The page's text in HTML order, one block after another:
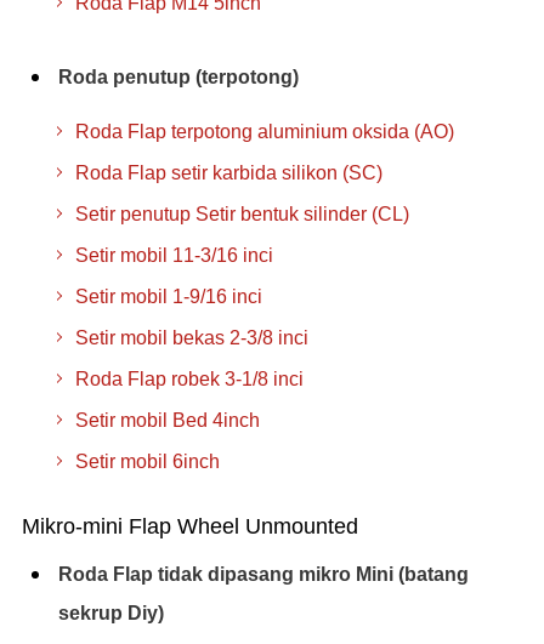
Roda penutup (terpotong)
Roda Flap terpotong aluminium oksida (AO)
Roda Flap setir karbida silikon (SC)
Setir penutup Setir bentuk silinder (CL)
Setir mobil 11-3/16 inci
Setir mobil 1-9/16 inci
Setir mobil bekas 2-3/8 inci
Roda Flap robek 3-1/8 inci
Setir mobil Bed 4inch
Setir mobil 6inch
Mikro-mini Flap Wheel Unmounted
Roda Flap tidak dipasang mikro Mini (batang
sekrup Diy)